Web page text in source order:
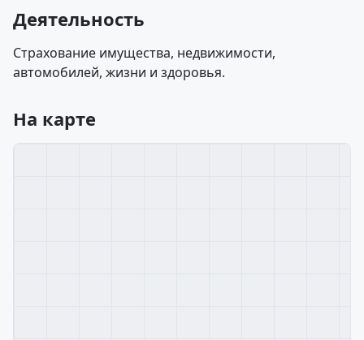
Деятельность
Страхование имущества, недвижимости,
автомобилей, жизни и здоровья.
На карте